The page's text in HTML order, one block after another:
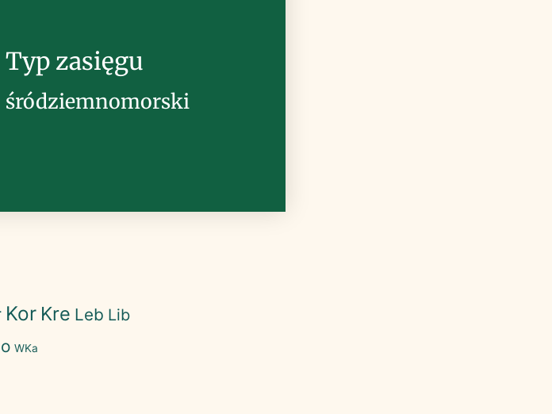
Typ zasięgu
śródziemnomorski
Kor Kre Leb Lib
WKa